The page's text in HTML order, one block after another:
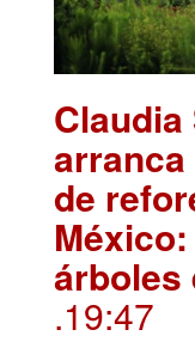
Claudia
de
árboles
.19:47